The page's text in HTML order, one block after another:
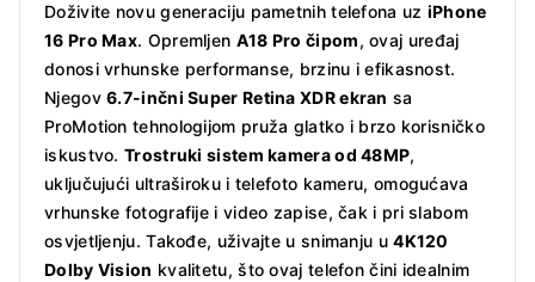
Doživite novu generaciju pametnih telefona uz iPhone
16 Pro Max. Opremljen A18 Pro čipom, ovaj uređaj
donosi vrhunske performanse, brzinu i efikasnost.
Njegov6.7-inčni Super Retina XDR ekran sa
ProMotion tehnologijom pruža glatko i brzo korisničko
iskustvo. Trostruki sistem kamera od 48MP,
uključujući ultraširoku i telefoto kameru, omogućava
vrhunske fotografije i video zapise, čak i pri slabom
osvjetljenju. Takođe, uživajte u snimanju u4K120
Dolby Vision kvalitetu, što ovaj telefon čini idealnim